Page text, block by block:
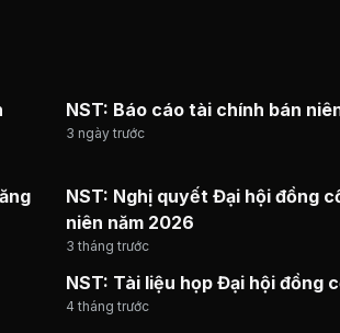
NST: Báo cáo tài chính bán
3 ngày trước
NST: Nghị quyết Đại hội đồng
niên năm 2026
3 tháng trước
NST: Tài liệu họp Đại hội đồng
4 tháng trước